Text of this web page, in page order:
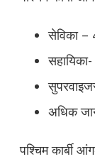
सेविका
अधिक
पश्चिम कार्बी